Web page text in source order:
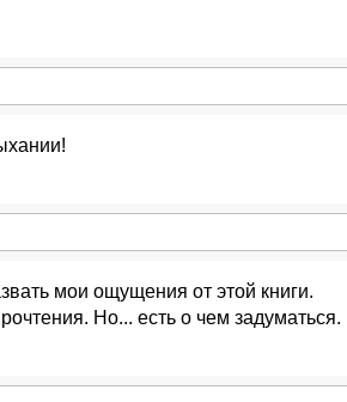
мои ощущения от этой книги.
Но... есть о чем задуматься.